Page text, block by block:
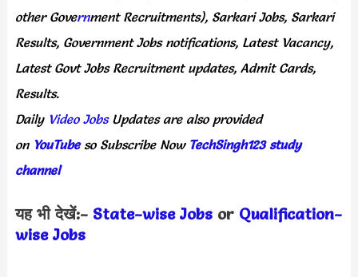
other Government Recruitments), Sarkari Jobs, Sarkari
Results, Government Jobs notifications, Latest Vacancy,
Latest Govt Jobs Recruitment updates, Admit Cards,
Results.
Daily Video JobsUpdates are also provided
on YouTubeso Subscribe Now TechSingh123 study
channel
यह भी देखें:- State-wise Jobs or Qualification-
wise Jobs